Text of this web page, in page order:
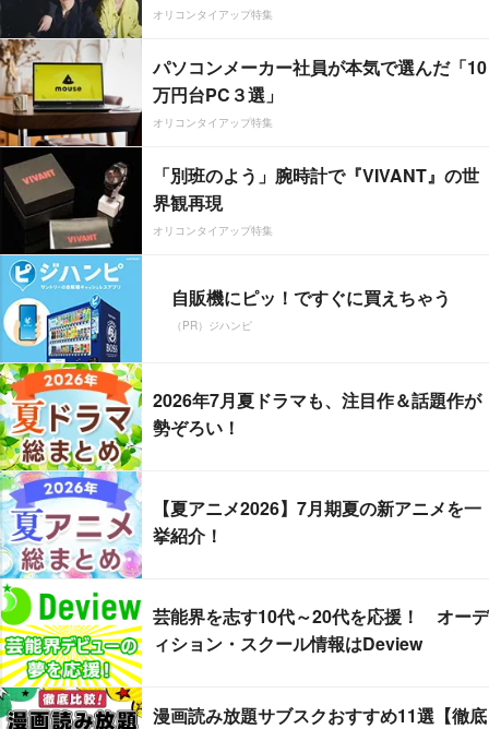
オリコンタイアップ特集
パソコンメーカー社員が本気で選んだ「10
万円台PC３選」
オリコンタイアップ特集
「別班のよう」腕時計で『VIVANT』の世
界観再現
オリコンタイアップ特集
自販機にピッ！ですぐに買えちゃう
（PR）ジハンピ
2026年7月夏ドラマも、注目作＆話題作が
勢ぞろい！
【夏アニメ2026】7月期夏の新アニメを一
挙紹介！
芸能界を志す10代～20代を応援！ オーデ
ィション・スクール情報はDeview
漫画読み放題サブスクおすすめ11選【徹底